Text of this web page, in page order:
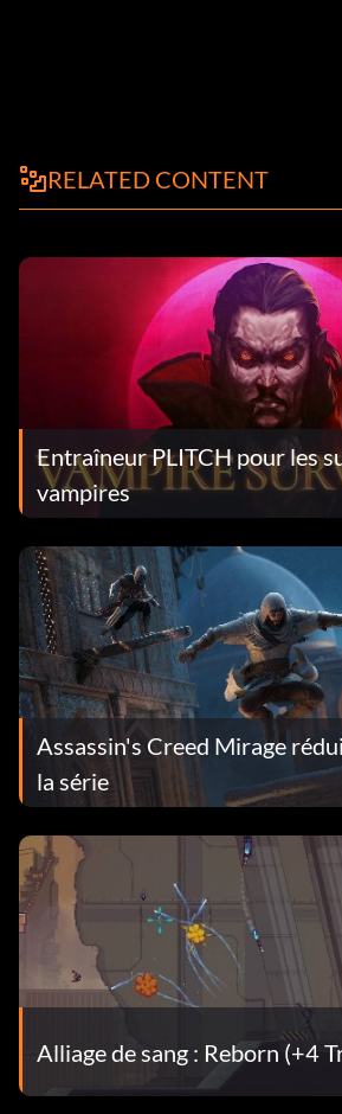
RELATED CONTENT
Entraîneur PLITCH pour les
vampires
Assassin's Creed Mirage
la série
Alliage de sang : Reborn (+4